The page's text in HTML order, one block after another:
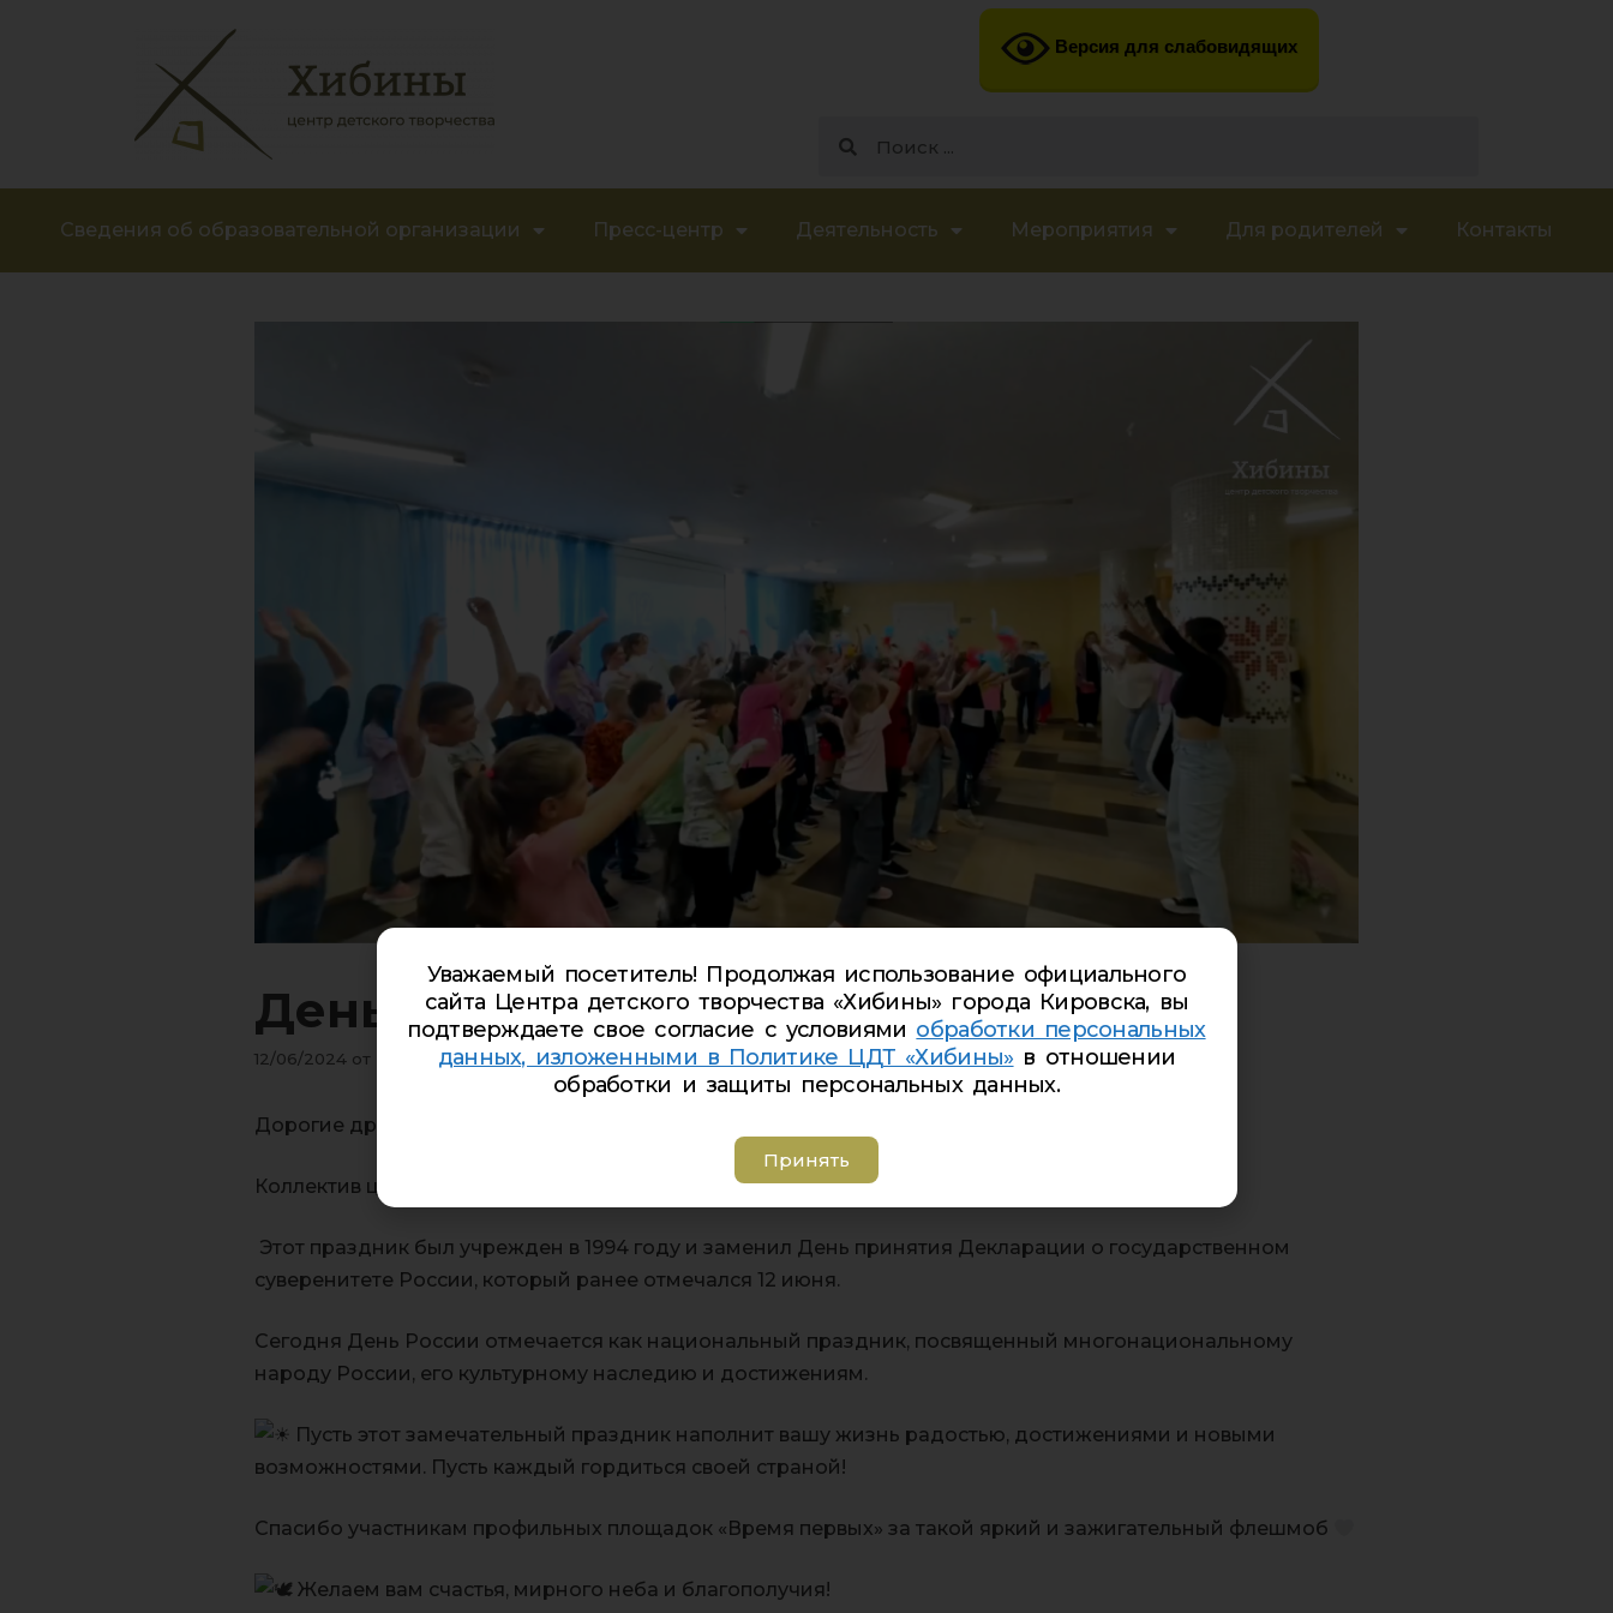
Версия для слабовидящих
Сведения об образовательной организации Пресс-центр Деятельность Мероприятия Для родителей Контакты
День России!
12/06/2024 от
Дорогие друзья!
Коллектив центра детского творчества «Хибины» поздравляет вас С Днём России!
Этот праздник был учрежден в 1994 году и заменил День принятия Декларации о государственном
суверенитете России, который ранее отмечался 12 июня.
Сегодня День России отмечается как национальный праздник, посвященный многонациональному
народу России, его культурному наследию и достижениям.
Пусть этот замечательный праздник наполнит вашу жизнь радостью, достижениями и новыми
возможностями. Пусть каждый гордиться своей страной!
Спасибо участникам профильных площадок «Время первых» за такой яркий и зажигательный флешмоб
Желаем вам счастья, мирного неба и благополучия!
Уважаемый посетитель! Продолжая использование официального
сайта Центра детского творчества «Хибины» города Кировска, вы
подтверждаете свое согласие с условиями обработки персональных
данных, изложенными в Политике ЦДТ «Хибины» в отношении
обработки и защиты персональных данных.
Принять